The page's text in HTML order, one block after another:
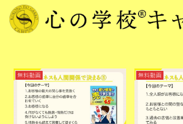
無料動画 無料動画